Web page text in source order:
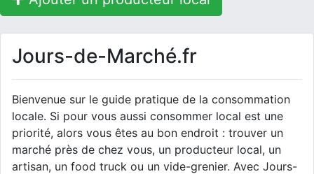
Jours-de-Marché.fr
Bienvenue sur le guide pratique de la consommation
locale. Si pour vous aussi consommer local est une
priorité, alors vous êtes au bon endroit : trouver un
marché près de chez vous, un producteur local, un
artisan, un food truck ou un vide-grenier. Avec Jours-